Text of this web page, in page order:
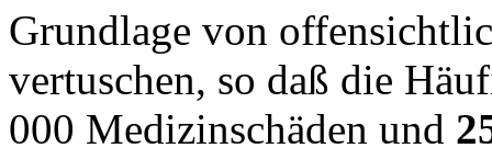
Grundlage von
vertuschen, so daß die
000 Medizinschäden und